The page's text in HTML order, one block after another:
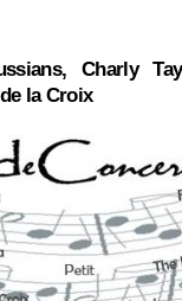
Charly
la Croix